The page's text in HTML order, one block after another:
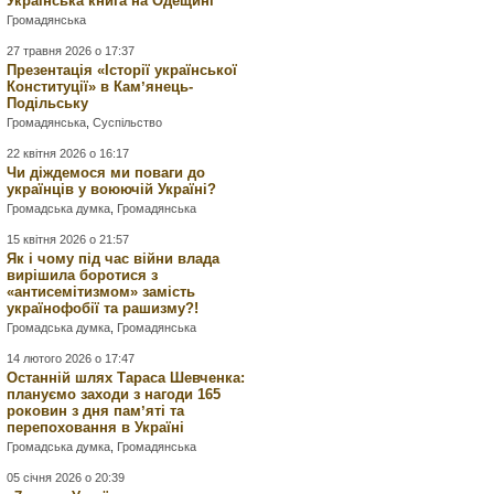
Громадянська
27 травня 2026 о 17:37
Презентація «Історії української
Конституції» в Камʼянець-
Подільську
Громадянська ,Суспільство
22 квітня 2026 о 16:17
Чи діждемося ми поваги до
українців у воюючій Україні?
Громадська думка Громадянська
15 квітня 2026 о 21:57
Як і чому під час війни влада
вирішила боротися з
«антисемітизмом» замість
українофобії та рашизму?!
Громадська думка Громадянська
14 лютого 2026 о 17:47
Останній шлях Тараса Шевченка:
плануємо заходи з нагоди 165
роковин з дня памʼяті та
перепоховання в Україні
Громадська думка Громадянська
05 січня 2026 о 20:39